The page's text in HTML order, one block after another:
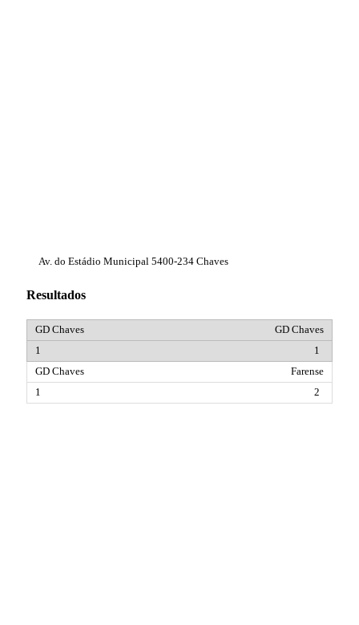
Av. do Estádio Municipal 5400-234 Chaves
Resultados
GD Chaves
1
Farense
2